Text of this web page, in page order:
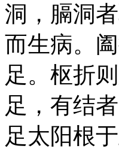
洞，膈洞
而生病。
足。枢折
足，有结
足太阳根